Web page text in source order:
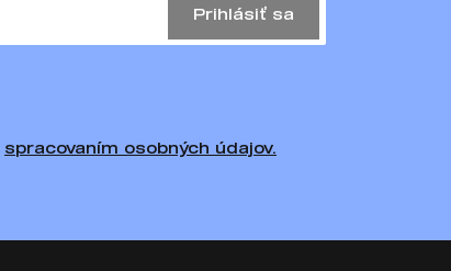
Prihlásiť sa
spracovaním osobných údajov.